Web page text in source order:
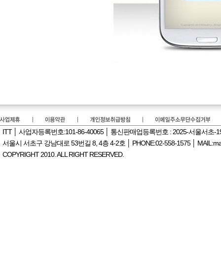
ITT │ 사업자등록번호:101-86-40065 │ 통신판매업등록번호 : 2025-서울서초-
서울시 서초구 강남대로 53번길 8, 4층 4-2호 │ PHONE:02-558-1575 │
COPYRIGHT 2010. ALL RIGHT RESERVED.